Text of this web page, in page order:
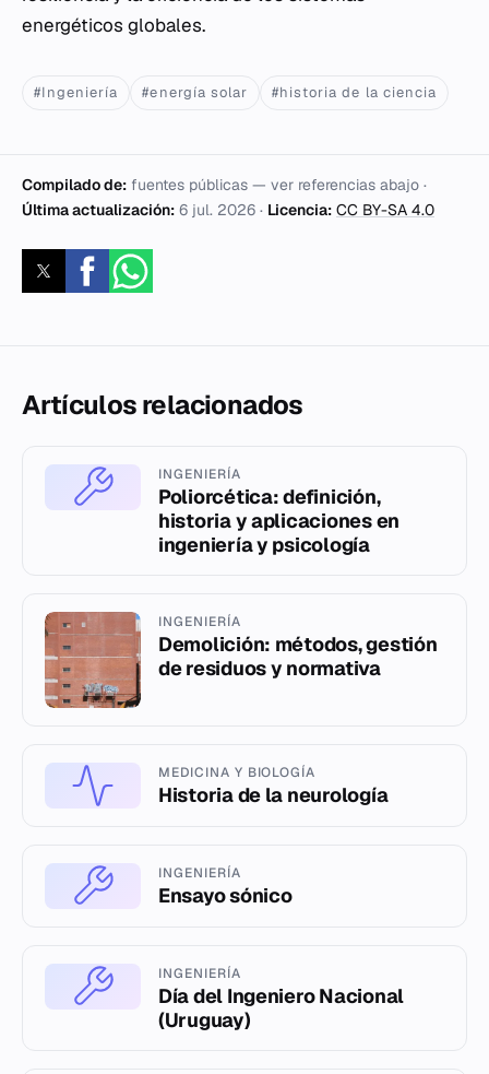
energéticos globales.
#Ingeniería #energía solar #historia de la ciencia
Compilado de: fuentes públicas — ver referencias abajo ·
Última actualización: 6 jul. 2026 · Licencia: CC BY-SA 4.0
Artículos relacionados
INGENIERÍA
Poliorcética: definición,
historia y aplicaciones en
ingeniería y psicología
INGENIERÍA
Demolición: métodos, gestión
de residuos y normativa
MEDICINA Y BIOLOGÍA
Historia de la neurología
INGENIERÍA
Ensayo sónico
INGENIERÍA
Día del Ingeniero Nacional
(Uruguay)